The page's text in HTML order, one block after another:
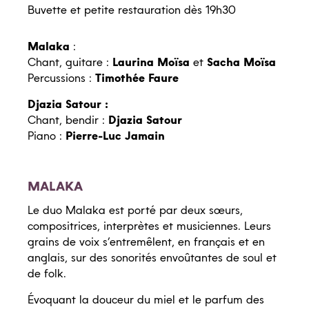
L’école du spectateur
Dossiers pédagogiques
Buvette et petite restauration dès 19h30
Malaka :
Chant, guitare : Laurina Moïsa et Sacha Moïsa
Percussions : Timothée Faure
Djazia Satour :
Chant, bendir : Djazia Satour
Piano : Pierre-Luc Jamain
MALAKA
Le duo Malaka est porté par deux sœurs,
compositrices, interprètes et musiciennes. Leurs
grains de voix s’entremêlent, en français et en
anglais, sur des sonorités envoûtantes de soul et
de folk.
Évoquant la douceur du miel et le parfum des